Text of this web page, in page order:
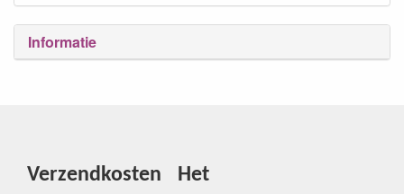
Informatie
Verzendkosten
Het